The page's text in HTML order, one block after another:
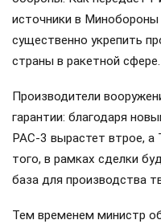
источники в
существенно укрепить
страны в ракетной сфере.
Производители
гарантии: благодаря
PAC-3 вырастет втрое,
того, в рамках сделки
база для производства
Тем временем министр